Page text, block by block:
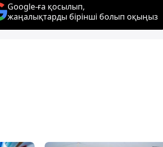
Google-ға қосылып,
жаңалықтарды бірінші болып оқыңыз